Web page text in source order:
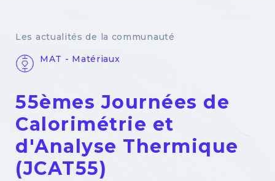
Les actualités de la communauté
MAT - Matériaux
55èmes Journées de
Calorimétrie et
d'Analyse Thermique
(JCAT55)